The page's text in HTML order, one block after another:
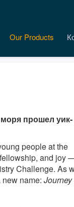
Our Products
прошел уик-
people at the
and joy
Challenge. As
name: Journey